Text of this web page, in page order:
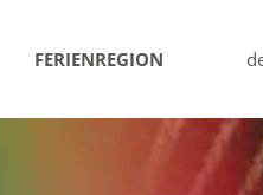
FERIENREGION